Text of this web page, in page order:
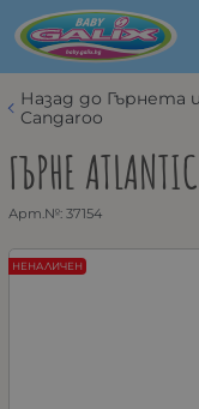
Назад до Гърнета
Cangaroo
ГЪРНЕ
Арт.№: 37154
НЕНАЛИЧЕН